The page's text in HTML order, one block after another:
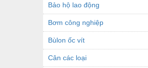
Bảo hộ lao động
Bơm công nghiệp
Bùlon ốc vít
Cân các loại